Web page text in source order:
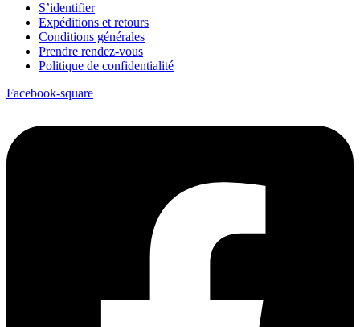
S’identifier
Expéditions et retours
Conditions générales
Prendre rendez-vous
Politique de confidentialité
Facebook-square